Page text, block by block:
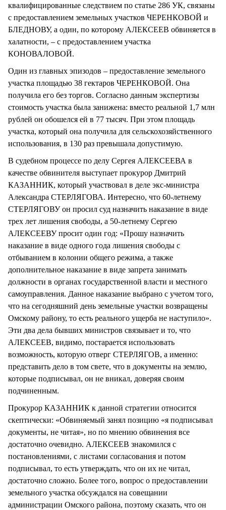
квалифицированные следствием по статье 286 УК, связаны
с предоставлением земельных участков ЧЕРЕНКОВОЙ и
БЛЕДНОВУ, а один, по которому АЛЕКСЕЕВ обвиняется в
халатности, – с предоставлением участка
КОНОВАЛОВОЙ.
Один из главных эпизодов – предоставление земельного
участка площадью 38 гектаров ЧЕРЕНКОВОЙ. Она
получила его без торгов. Согласно данным экспертизы
стоимость участка была занижена: вместо реальной 1,7 млн
рублей он обошелся ей в 77 тысяч. При этом площадь
участка, который она получила для сельскохозяйственного
использования, в 130 раз превышала допустимую.
В судебном процессе по делу Сергея АЛЕКСЕЕВА в
качестве обвинителя выступает прокурор Дмитрий
КАЗАННИК, который участвовал в деле экс-министра
Александра СТЕРЛЯГОВА. Интересно, что 60-летнему
СТЕРЛЯГОВУ он просил суд назначить наказание в виде
трех лет лишения свободы, а 50-летнему Сергею
АЛЕКСЕЕВУ просит один год: «Прошу назначить
наказание в виде одного года лишения свободы с
отбыванием в колонии общего режима, а также
дополнительное наказание в виде запрета занимать
должности в органах государственной власти и местного
самоуправления. Данное наказание выбрано с учетом того,
что на сегодняшний день земельные участки возвращены
Омскому району, то есть реального ущерба не наступило».
Эти два дела бывших министров связывает и то, что
АЛЕКСЕЕВ, видимо, постарается использовать
возможность, которую отверг СТЕРЛЯГОВ, а именно:
представить дело в том свете, что в документы на землю,
которые подписывал, он не вникал, доверяя своим
подчиненным.
Прокурор КАЗАННИК к данной стратегии относится
скептически: «Обвиняемый занял позицию «я подписывал
документы, не читая», но по мнению обвинения все
достаточно очевидно. АЛЕКСЕЕВ знакомился с
постановлениями, с листами согласования и потом
подписывал, то есть утверждать, что он их не читал,
достаточно сложно. Более того, вопрос о предоставлении
земельного участка обсуждался на совещании
администрации Омского района, поэтому сказать, что он